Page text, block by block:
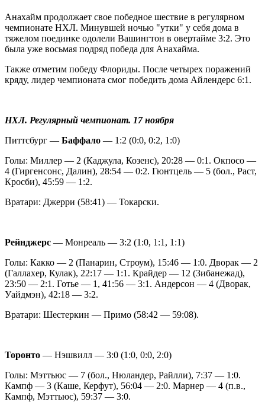
Анахайм продолжает свое победное шествие в регулярном
чемпионате НХЛ. Минувшей ночью "утки" у себя дома в
тяжелом поединке одолели Вашингтон в овертайме 3:2. Это
была уже восьмая подряд победа для Анахайма.
Также отметим победу Флориды. После четырех поражений
кряду, лидер чемпионата смог победить дома Айлендерс 6:1.
НХЛ. Регулярный чемпионат. 17 ноября
Питтсбург — Баффало — 1:2 (0:0, 0:2, 1:0)
Голы: Миллер — 2 (Каджула, Козенс), 20:28 — 0:1. Окпосо —
4 (Гиргенсонс, Далин), 28:54 — 0:2. Гюнтцель — 5 (бол., Раст,
Кросби), 45:59 — 1:2.
Вратари: Джерри (58:41) — Токарски.
Рейнджерс — Монреаль — 3:2 (1:0, 1:1, 1:1)
Голы: Какко — 2 (Панарин, Строум), 15:46 — 1:0. Дворак — 2
(Галлахер, Кулак), 22:17 — 1:1. Крайдер — 12 (Зибанежад),
23:50 — 2:1. Готье — 1, 41:56 — 3:1. Андерсон — 4 (Дворак,
Уайдмэн), 42:18 — 3:2.
Вратари: Шестеркин — Примо (58:42 — 59:08).
Торонто — Нэшвилл — 3:0 (1:0, 0:0, 2:0)
Голы: Мэттьюс — 7 (бол., Нюландер, Райлли), 7:37 — 1:0.
Кампф — 3 (Каше, Керфут), 56:04 — 2:0. Марнер — 4 (п.в.,
Кампф, Мэттьюс), 59:37 — 3:0.